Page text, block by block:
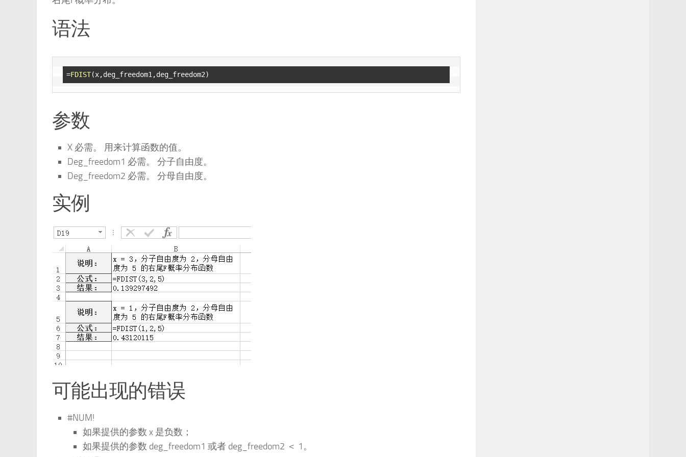
语法
=FDIST
参数
X 必需。 用来计算函数的值。
Deg_freedom1 必需。 分子自由度。
Deg_freedom2 必需。 分母自由度。
实例
可能出现的错误
#NUM!
如果提供的参数 x 是负数；
如果提供的参数 deg_freedom1 或者 deg_freedom2 ＜ 1。